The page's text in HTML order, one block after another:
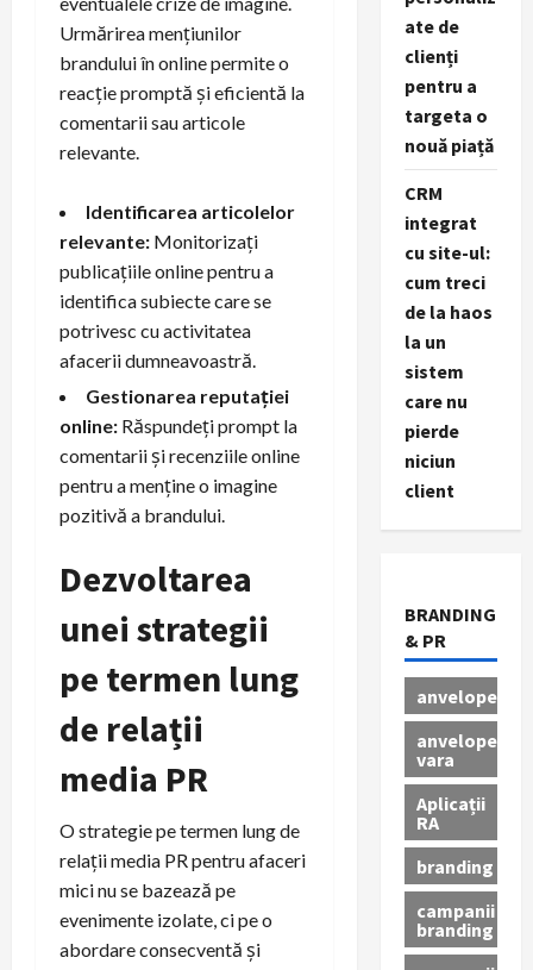
Urmărirea mențiunilor
brandului în online permite o
reacție promptă și eficientă la
comentarii sau articole
relevante.
Identificarea articolelor
relevante: Monitorizați
publicațiile online pentru a
identifica subiecte care se
potrivesc cu activitatea
afacerii dumneavoastră.
Gestionarea reputației
online: Răspundeți prompt la
comentarii și recenziile online
pentru a menține o imagine
pozitivă a brandului.
Dezvoltarea
unei strategii
pe termen lung
de relații
media PR
O strategie pe termen lung de
relații media PR pentru afaceri
mici nu se bazează pe
evenimente izolate, ci pe o
abordare consecventă și
ate de
clienți
pentru a
targeta o
nouă piață
CRM
integrat
cu site-ul:
cum treci
de la haos
la un
sistem
care nu
pierde
niciun
client
BRANDING
& PR
anvelope
anvelope
vara
Aplicații
RA
branding
campanii
branding